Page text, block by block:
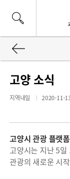
고양 소식
지역내일 2020-11-
고양시 관광 플랫
고양시는 지난 5
관광의 새로운 시